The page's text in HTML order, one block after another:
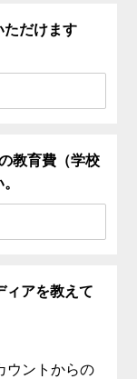
ただけます
教育費（学校
ィアを教えて
ウントからの